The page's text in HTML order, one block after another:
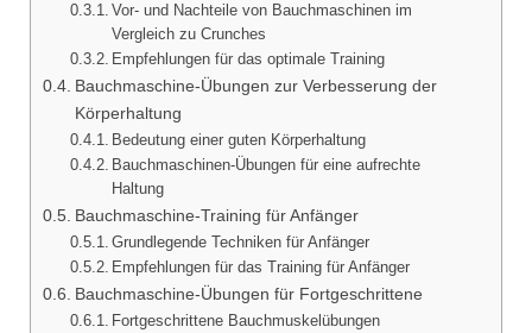
Vor- und Nachteile von Bauchmaschinen im
Vergleich zu Crunches
Empfehlungen für das optimale Training
Bauchmaschine-Übungen zur Verbesserung der
Körperhaltung
Bedeutung einer guten Körperhaltung
Bauchmaschinen-Übungen für eine aufrechte
Haltung
Bauchmaschine-Training für Anfänger
Grundlegende Techniken für Anfänger
Empfehlungen für das Training für Anfänger
Bauchmaschine-Übungen für Fortgeschrittene
Fortgeschrittene Bauchmuskelübungen